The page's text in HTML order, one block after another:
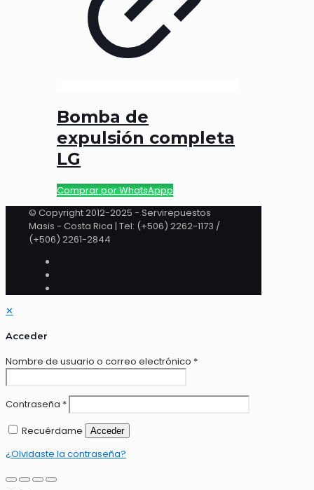
Bomba de
expulsión completa
LG
Comprar por WhatsAppp
© Copyright 2012-2025 - Servirepuestos
Masis - Costa Rica | Tel: (+506) 2262-1173 /
(+506) 2261-2844
✕
Acceder
Nombre de usuario o correo electrónico *
Contraseña *
Recuérdame
Acceder
¿Olvidaste la contraseña?